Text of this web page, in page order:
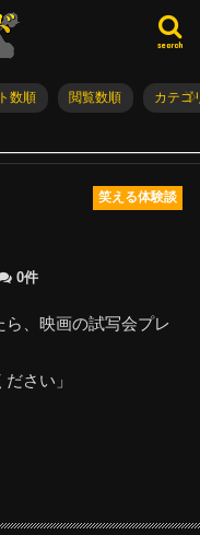
search
数順 閲覧数順 カテゴ
笑える体験談
0件
、映画の試写会プレ
さい」